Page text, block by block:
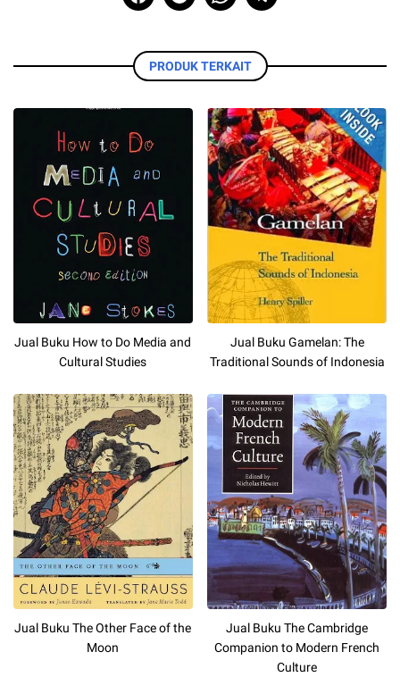
PRODUK TERKAIT
Jual Buku How to Do Media and
Cultural Studies
Jual Buku Gamelan: The
Traditional Sounds of Indonesia
Jual Buku The Other Face of the
Moon
Jual Buku The Cambridge
Companion to Modern French
Culture